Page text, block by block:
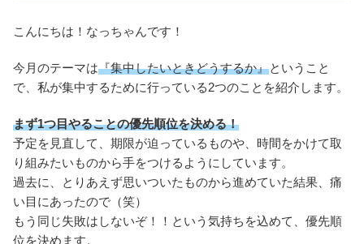
こんにちは！なっちゃんです！
今月のテーマは『集中したいときどうするか』ということ
で、私が集中するために行っている2つのことを紹介します。
まず1つ目やることの優先順位を決める！
予定を見直して、期限が迫っているものや、時間をかけて取
り組みたいものから手をつけるようにしています。
過去に、とりあえず思いついたものから進めていた結果、痛
い目にあったので（笑）
もう同じ失敗はしないぞ！！という気持ちを込めて、優先順
位を決めます。